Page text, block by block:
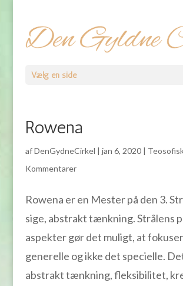
Vælg en side
Rowena
afDenGydneCirkel | jan 6, 2020|
Kommentarer
Rowena er en Mester på den 3.
sige, abstrakt tænkning. Strålens
aspekter gør det muligt, at
generelle og ikke det specielle.
abstrakt tænkning, fleksibilitet,